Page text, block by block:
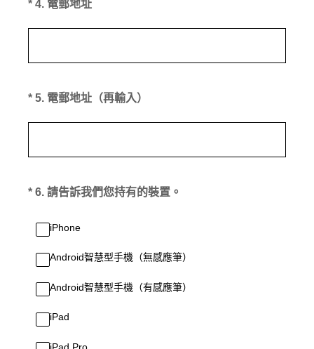
* 4. 電郵地址
(必答。)
* 5. 電郵地址（再輸入）
(必答。)
* 6. 請告訴我們您持有的裝置。
(必答。)
iPhone
Android智慧型手機（無感應筆）
Android智慧型手機（有感應筆）
iPad
iPad Pro